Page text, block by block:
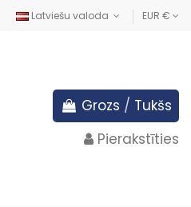
Latviešu valoda EUR €
Grozs / Tukšs
Pierakstīties